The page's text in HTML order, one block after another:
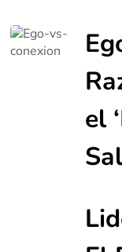
el